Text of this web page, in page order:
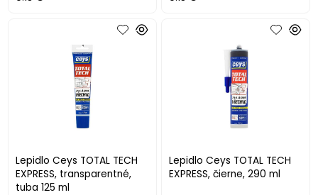
Lepidlo Ceys TOTAL TECH
EXPRESS, transparentné,
tuba 125 ml
Lepidlo Ceys TOTAL TECH
EXPRESS, čierne, 290 ml